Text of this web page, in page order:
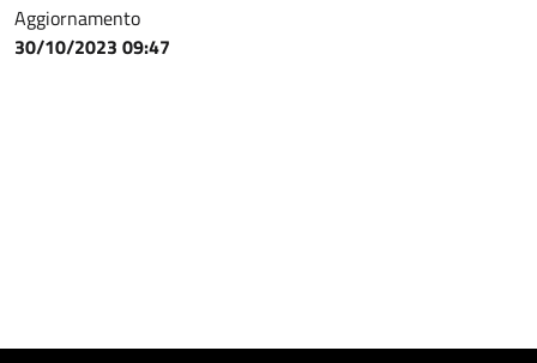
Aggiornamento
30/10/2023 09:47